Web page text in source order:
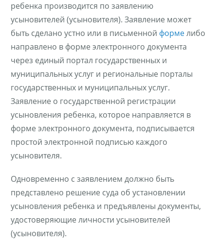
ребенка производится по заявлению
усыновителей (усыновителя). Заявление может
быть сделано устно или в письменной формелибо
направлено в форме электронного документа
через единый портал государственных и
муниципальных услуг и региональные порталы
государственных и муниципальных услуг.
Заявление о государственной регистрации
усыновления ребенка, которое направляется в
форме электронного документа, подписывается
простой электронной подписью каждого
усыновителя.
Одновременно с заявлением должно быть
представлено решение суда об установлении
усыновления ребенка и предъявлены документы,
удостоверяющие личности усыновителей
(усыновителя).